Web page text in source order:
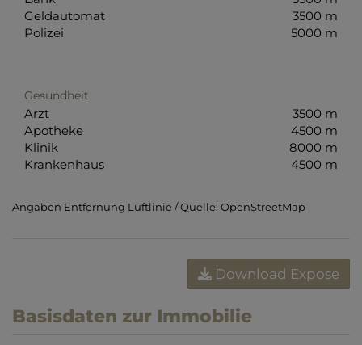
Geldautomat
3500 m
Polizei
5000 m
Gesundheit
Arzt
3500 m
Apotheke
4500 m
Klinik
8000 m
Krankenhaus
4500 m
Angaben Entfernung Luftlinie / Quelle: OpenStreetMap
Download Expose
Basisdaten zur Immobilie